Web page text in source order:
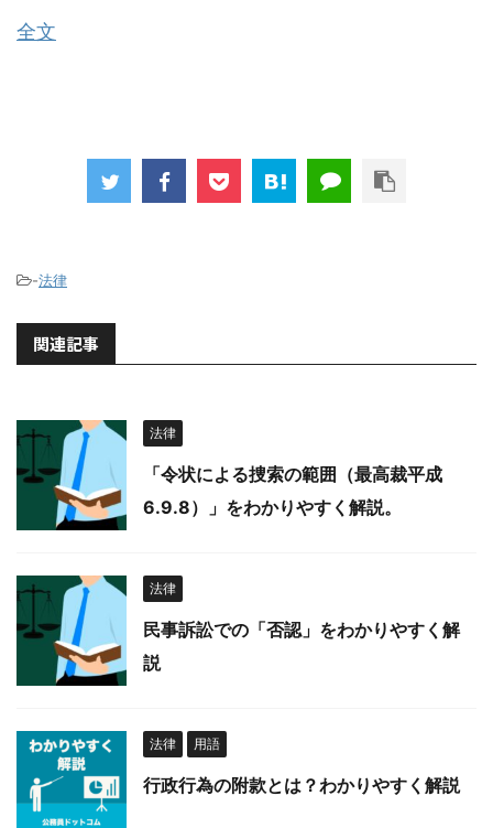
全文
-法律
関連記事
法律
「令状による捜索の範囲（最高裁平成
6.9.8）」をわかりやすく解説。
法律
民事訴訟での「否認」をわかりやすく解
説
法律 用語
行政行為の附款とは？わかりやすく解説